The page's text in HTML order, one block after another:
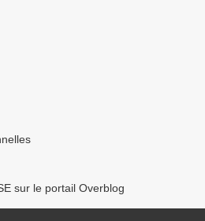
sur le portail Overblog